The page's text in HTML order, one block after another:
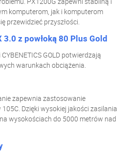
komputerom, jak i komputerom
przewidzieć przyszłości.
3.0 z powłoką 80 Plus Gold
GOLD potwierdzają
warunkach obciążenia.
zapewnia zastosowanie
Dzięki wysokiej jakości zasilania
wysokościach do 5000 metrów nad